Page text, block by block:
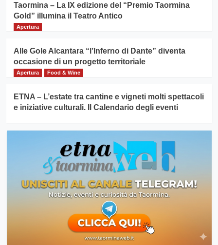
Taormina – La IX edizione del “Premio Taormina
Gold” illumina il Teatro Antico
Apertura
Alle Gole Alcantara “l’Inferno di Dante” diventa
occasione di un progetto territoriale
Apertura Food & Wine
ETNA – L’estate tra cantine e vigneti molti spettacoli
e iniziative culturali. Il Calendario degli eventi